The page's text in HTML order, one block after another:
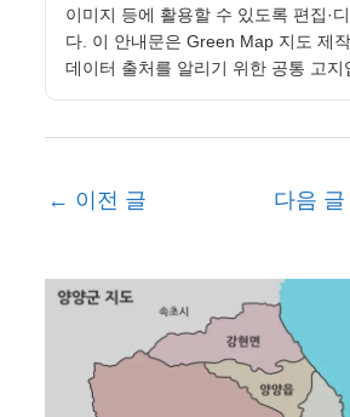
이미지 등에 활용할 수 있도록 편집·
다. 이 안내문은 Green Map 지도 제
데이터 출처를 알리기 위한 공통 고지
← 이전 글 다음 글